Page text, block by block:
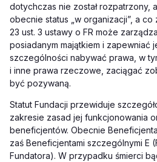
dotychczas nie został rozpatrzony,
obecnie status „w organizacji”, a
23 ust. 3 ustawy o FR może
posiadanym majątkiem i zapewniać
szczególności nabywać prawa, w
i inne prawa rzeczowe, zaciągać
być pozywaną.
Statut Fundacji przewiduje
zakresie zasad jej funkcjonowania
beneficjentów. Obecnie
zaś Beneficjentami szczególnymi E
Fundatora). W przypadku śmierci